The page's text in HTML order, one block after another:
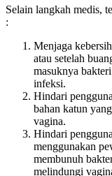
Selain langkah medis,
:
Menjaga
atau setelah
masuknya
infeksi.
Hindari
bahan katun
vagina.
Hindari
menggunakan
membunuh
melindungi